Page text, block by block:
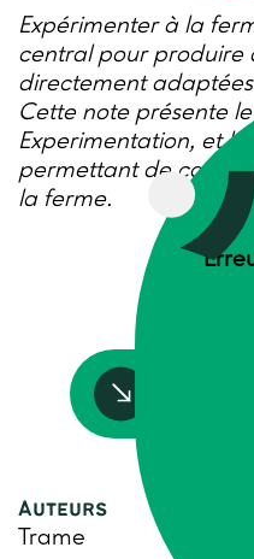
Expérimenter à la
central pour produire
directement
Cette note présente le
Experimentation, et
permettant de
la ferme.
Auteurs
Trame